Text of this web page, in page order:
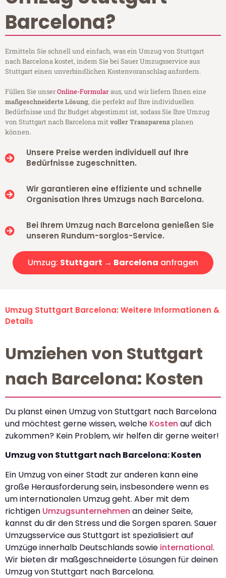
Barcelona?
Ermitteln Sie schnell und einfach, was ein Umzug von Stuttgart
nach Barcelona kostet, indem Sie bei Sauer Umzugsservice aus
Stuttgart einen unverbindlichen Kostenvoranschlag anfordern.
Füllen Sie unserOnline-Formularaus, und wir liefern Ihnen eine
maßgeschneiderte Lösung, die perfekt auf Ihre individuellen
Bedürfnisse und Ihr Budget abgestimmt ist, sodass Sie Ihre Umzug
von Stuttgart nach Barcelona mitvoller Transparenzplanen
können.
Unsere Preise werden individuell auf Ihre
Bedürfnisse zugeschnitten.
Wir garantieren eine effiziente und schnelle
Organisation Ihres Umzugs nach Barcelona.
Bei Ihrem Umzug nach Barcelona genießen Sie
unseren Rundum-sorglos-Service.
Umzug: Stuttgart → Barcelona anfragen
Umzug Stuttgart Barcelona: Weitere Informationen &
Details
Umziehen von Stuttgart
nach Barcelona: Kosten
Du planst einen Umzug von Stuttgart nach Barcelona
und möchtest gerne wissen, welche Kosten auf dich
zukommen? Kein Problem, wir helfen dir gerne weiter!
Umzug von Stuttgart nach Barcelona: Kosten
Ein Umzug von einer Stadt zur anderen kann eine
große Herausforderung sein, insbesondere wenn es
um internationalen Umzug geht. Aber mit dem
richtigen Umzugsunternehmen an deiner Seite,
kannst du dir den Stress und die Sorgen sparen. Sauer
Umzugsservice aus Stuttgart ist spezialisiert auf
Umzüge innerhalb Deutschlands sowie international.
Wir bieten dir maßgeschneiderte Lösungen für deinen
Umzug von Stuttgart nach Barcelona.